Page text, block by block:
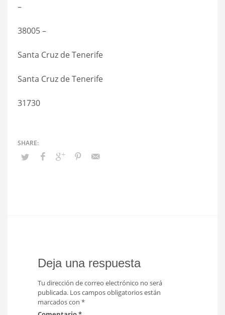
–
38005 –
Santa Cruz de Tenerife
Santa Cruz de Tenerife
31730
Deja una respuesta
Tu dirección de correo electrónico no será
publicada. Los campos obligatorios están
marcados con *